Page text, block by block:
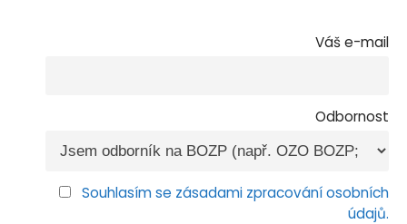
Váš e-mail
Odbornost
Souhlasím se zásadami zpracování osobních
údajů.